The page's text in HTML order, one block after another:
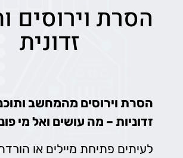
הסרת וירוסים
זדונית
הסרת וירוסים מהמחשב
זדוניות – מה עושים ואל מי
לעיתים פתיחת מיילים או